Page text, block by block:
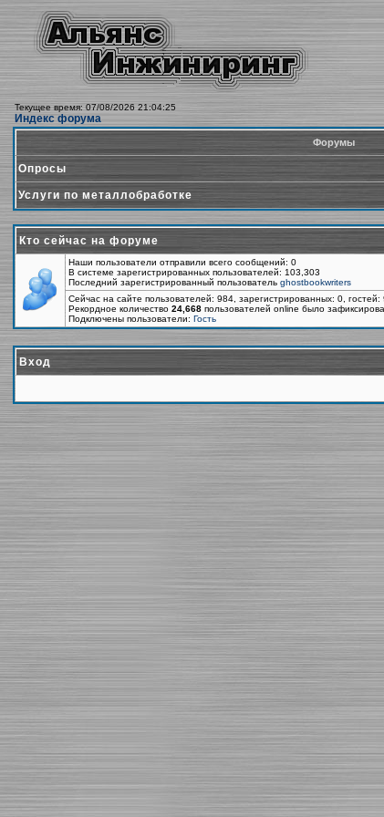
Текущее время: 07/08/2026 21:04:25
Индекс форума
Форумы
Опросы
Услуги по металлобработке
Кто сейчас на форуме
Наши пользователи отправили всего сообщений: 0
В системе зарегистрированных пользователей: 103,303
Последний зарегистрированный пользователь ghostbookwriters
Сейчас на сайте пользователей: 984, зарегистрированных: 0,
Рекордное количество 24,668 пользователей online было
Подключены пользователи: Гость
Вход